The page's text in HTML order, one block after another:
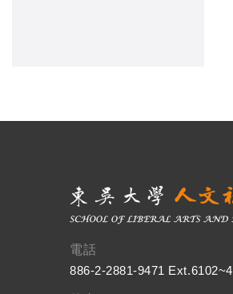
電話
886-2-2881-9471 Ext.6102~4